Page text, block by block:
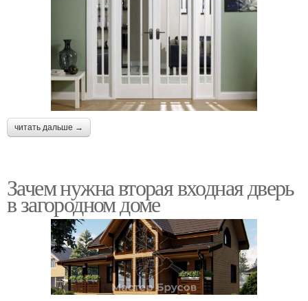
читать дальше →
Зачем нужна вторая входная дверь
в загородном доме